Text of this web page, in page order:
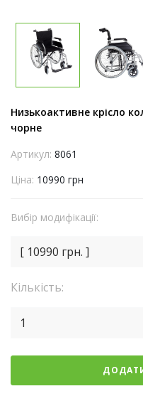
Низькоактивне крісло
чорне
Артикул: 8061
Ціна: 10990 грн
Вибір модифікації:
[ 10990 грн. ]
Кількість:
1